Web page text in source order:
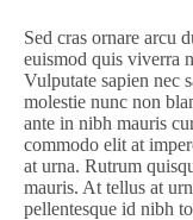
Sed cras ornare arcu
euismod quis viverra
Vulputate sapien nec
molestie nunc non
ante in nibh mauris
commodo elit at
at urna. Rutrum
mauris. At tellus at
pellentesque id nibh